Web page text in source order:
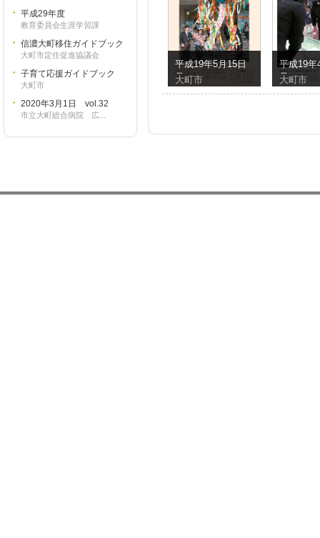
平成29年度
教育委員会生涯学習課
信濃大町移住ガイドブック
大町市定住促進協議会
子育て応援ガイドブック
大町市
2020年3月1日 vol.32
市立大町総合病院 広...
平成19年5月15日
号
大町市
平成19年
号
大町市